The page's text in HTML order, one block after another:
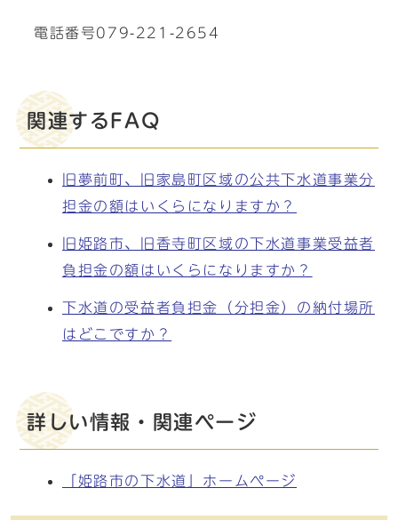
電話番号079-221-2654
関連するFAQ
旧夢前町、旧家島町区域の公共下水道事業分
担金の額はいくらになりますか？
旧姫路市、旧香寺町区域の下水道事業受益者
負担金の額はいくらになりますか？
下水道の受益者負担金（分担金）の納付場所
はどこですか？
詳しい情報・関連ページ
「姫路市の下水道」ホームページ